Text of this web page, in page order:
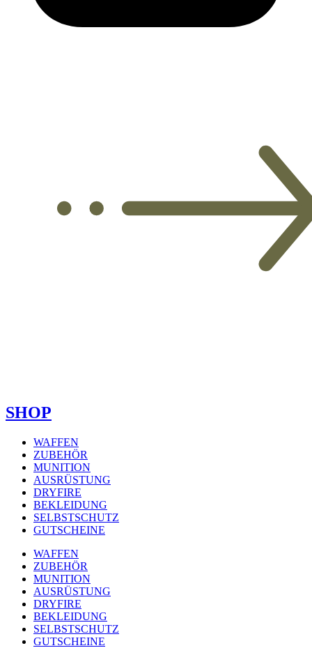
SHOP
WAFFEN
ZUBEHÖR
MUNITION
AUSRÜSTUNG
DRYFIRE
BEKLEIDUNG
SELBSTSCHUTZ
GUTSCHEINE
WAFFEN
ZUBEHÖR
MUNITION
AUSRÜSTUNG
DRYFIRE
BEKLEIDUNG
SELBSTSCHUTZ
GUTSCHEINE